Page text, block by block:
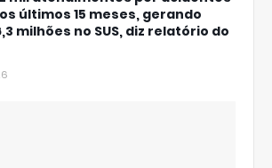
últimos 15 meses, gerando
milhões no SUS, diz relatório do